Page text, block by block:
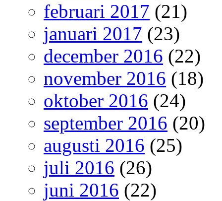
februari 2017 (21)
januari 2017 (23)
december 2016 (22)
november 2016 (18)
oktober 2016 (24)
september 2016 (20)
augusti 2016 (25)
juli 2016 (26)
juni 2016 (22)